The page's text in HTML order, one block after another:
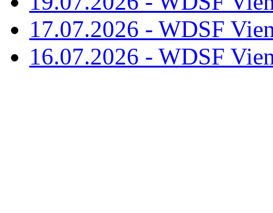
17.07.2026 - WDSF
16.07.2026 - WDSF